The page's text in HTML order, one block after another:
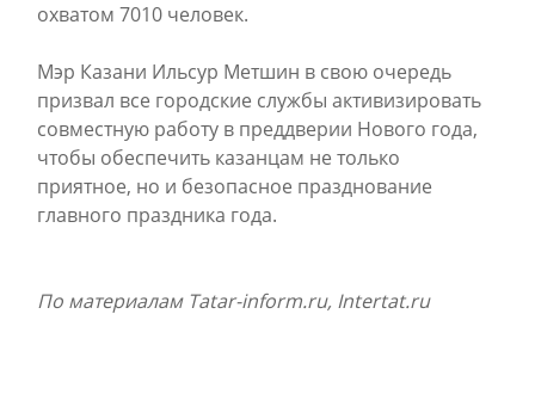
охватом 7010 человек.
Мэр Казани Ильсур Метшин в свою очередь
призвал все городские службы активизировать
совместную работу в преддверии Нового года,
чтобы обеспечить казанцам не только
приятное, но и безопасное празднование
главного праздника года.
По материалам Tatar-inform.ru, Intertat.ru